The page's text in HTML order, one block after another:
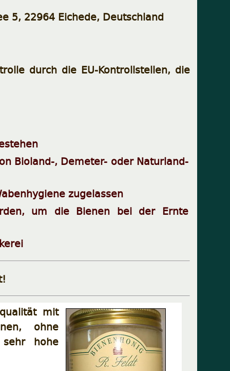
5, 22964 Eichede, Deutschland
durch die EU-Kontrollstellen, die
Bioland-, Demeter- oder Naturland-
zugelassen
um die Bienen bei der Ernte
mit
ohne
sehr hohe